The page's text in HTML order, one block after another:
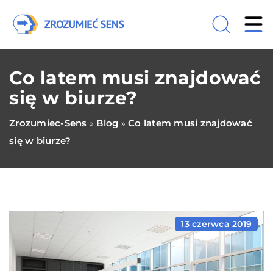
Co latem musi znajdować
się w biurze?
Zrozumiec-Sens » Blog » Co latem musi znajdować
się w biurze?
13 czerwca 2019